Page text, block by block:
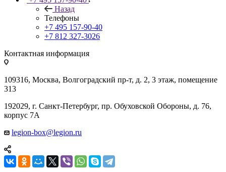
Назад
Телефоны
+7 495 157-90-40
+7 812 327-3026
Контактная информация
109316, Москва, Волгоградский пр-т, д. 2, 3 этаж, помещение
313
192029, г. Санкт-Петербург, пр. Обуховской Обороны, д. 76,
корпус 7А
legion-box@legion.ru